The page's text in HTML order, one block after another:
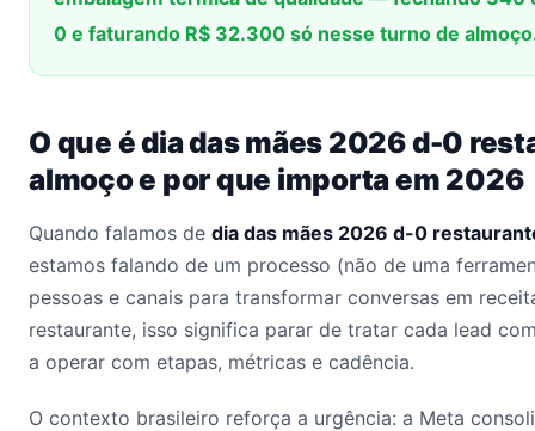
0 e faturando R$ 32.300 só nesse turno de
O que é dia das mães 2026 d-0
almoço e por que importa em 2026
Quando falamos de dia das mães 2026 d-0
estamos falando de um processo (não de uma
pessoas e canais para transformar conversas em
restaurante, isso significa parar de tratar cada lead
a operar com etapas, métricas e cadência.
O contexto brasileiro reforça a urgência: a Meta